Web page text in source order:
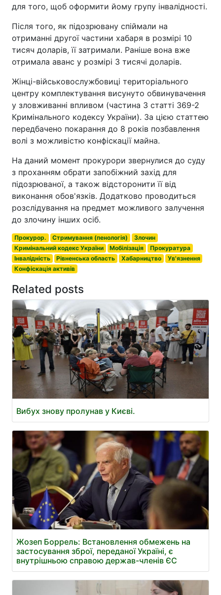
для того, щоб оформити йому групу інвалідності.
Після того, як підозрювану спіймали на
отриманні другої частини хабаря в розмірі 10
тисяч доларів, її затримали. Раніше вона вже
отримала аванс у розмірі 3 тисячі доларів.
Жінці-військовослужбовиці територіального
центру комплектування висунуто обвинувачення
у зловживанні впливом (частина 3 статті 369-2
Кримінального кодексу України). За цією статтею
передбачено покарання до 8 років позбавлення
волі з можливістю конфіскації майна.
На даний момент прокурори звернулися до суду
з проханням обрати запобіжний захід для
підозрюваної, а також відсторонити її від
виконання обов'язків. Додатково проводиться
розслідування на предмет можливого залучення
до злочину інших осіб.
Прокурор. Стримування (пенологія)
Злочин
Кримінальний кодекс України
Мобілізація
Прокуратура
Інвалідність
Рівненська область Хабарництво
Ув'язнення
Конфіскація активів
Related posts
Вибух знову пролунав у Києві.
Жозеп Боррель: Встановлення обмежень на
застосування зброї, переданої Україні, є
внутрішньою справою держав-членів ЄС